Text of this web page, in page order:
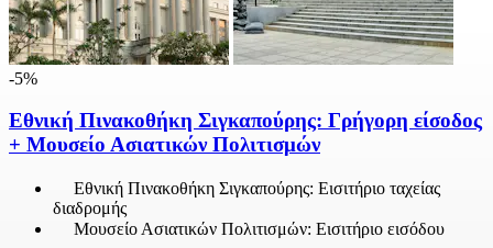
-5%
Εθνική Πινακοθήκη Σιγκαπούρης: Γρήγορη είσοδος
+ Μουσείο Ασιατικών Πολιτισμών
Εθνική Πινακοθήκη Σιγκαπούρης: Εισιτήριο ταχείας
διαδρομής
Μουσείο Ασιατικών Πολιτισμών: Εισιτήριο εισόδου